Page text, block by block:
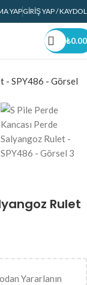
YAPGIRIŞ YAP / KAYDOL
₺0.00
Rulet
Yararlanın